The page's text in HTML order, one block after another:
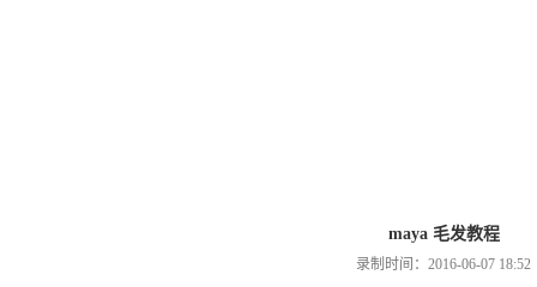
maya 毛发教程
录制时间：2016-06-07 18:52